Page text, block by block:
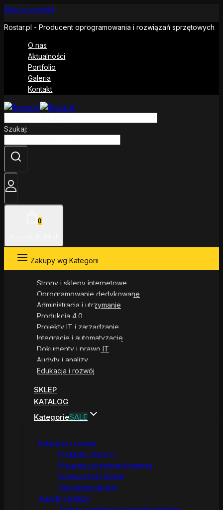
Skip to content
Rostar.pl - Producent oprogramowania i rozwiązań sprzętowych
O nas
Aktualności
Portfolio
Galeria
Kontakt
Szukaj:
0
Zakupy wg Kategorii
Strony i sklepy internetowe
Oprogramowanie dedykowane
Administracja i utrzymanie
Produkcja 4.0
Projekty IT i zarządzanie
Integracje i automatyzacje
Dokumenty i prawo IT
Audyty i analizy
Edukacja i rozwój
SKLEP
KATALOG
KategorieSALE
Edukacja i rozwój
Praktyki i staże IT
Programy przebranżowienia
Społeczność Rostar
Szkolenia dla firm
Audyty i analizy